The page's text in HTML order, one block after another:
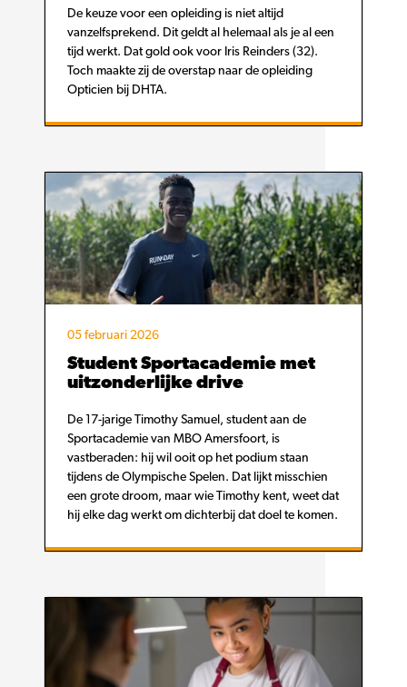
De keuze voor een opleiding is niet altijd
vanzelfsprekend. Dit geldt al helemaal als je al een
tijd werkt. Dat gold ook voor Iris Reinders (32).
Toch maakte zij de overstap naar de opleiding
Opticien bij DHTA.
05 februari 2026
Student Sportacademie met
uitzonderlijke drive
De 17-jarige Timothy Samuel, student aan de
Sportacademie van MBO Amersfoort, is
vastberaden: hij wil ooit op het podium staan
tijdens de Olympische Spelen. Dat lijkt misschien
een grote droom, maar wie Timothy kent, weet dat
hij elke dag werkt om dichterbij dat doel te komen.